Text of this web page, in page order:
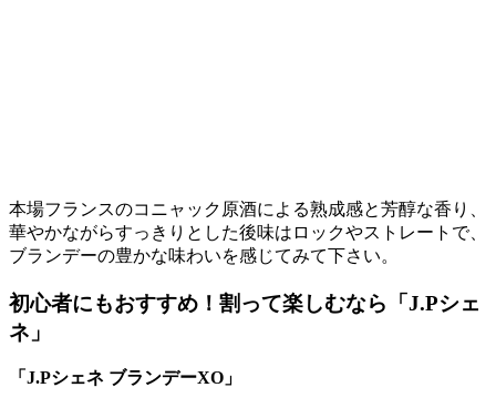
本場フランスのコニャック原酒による熟成感と芳醇な香り、
華やかながらすっきりとした後味はロックやストレートで、
ブランデーの豊かな味わいを感じてみて下さい。
初心者にもおすすめ！割って楽しむなら「J.Pシェ
ネ」
「J.Pシェネ ブランデーXO」